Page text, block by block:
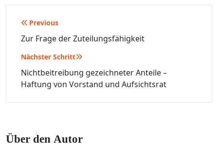
Beitragsnavigation
Previous
Zur Frage der Zuteilungsfähigkeit
Nächster Schritt
Nichtbeitreibung gezeichneter Anteile –
Haftung von Vorstand und Aufsichtsrat
Über den Autor